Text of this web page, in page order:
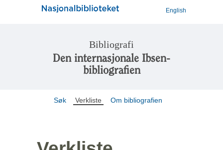
English
Bibliografi
Den internasjonale Ibsen-
bibliografien
Søk Verkliste Om bibliografien